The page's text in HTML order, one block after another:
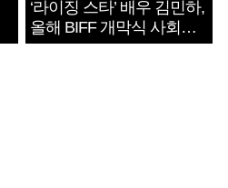
‘라이징 스타’ 배우 김민하,
올해 BIFF 개막식 사회자
확정